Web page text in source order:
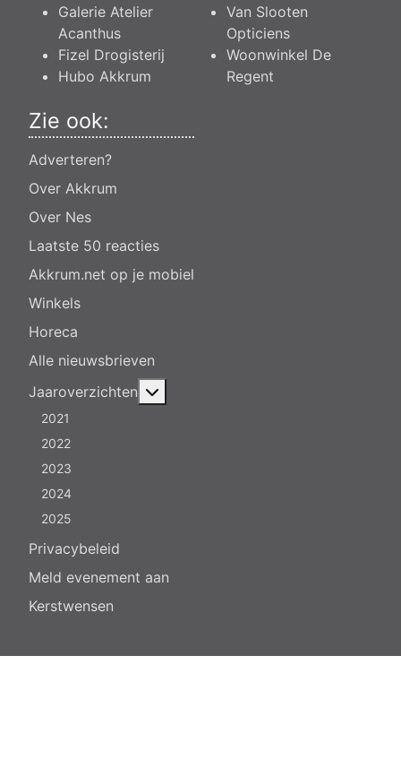
Galerie Atelier
Acanthus
Fizel Drogisterij
Hubo Akkrum
Van Slooten
Opticiens
Woonwinkel De
Regent
Zie ook:
Adverteren?
Over Akkrum
Over Nes
Laatste 50 reacties
Akkrum.net op je mobiel
Winkels
Horeca
Alle nieuwsbrieven
Jaaroverzichten
2021
2022
2023
2024
2025
Privacybeleid
Meld evenement aan
Kerstwensen